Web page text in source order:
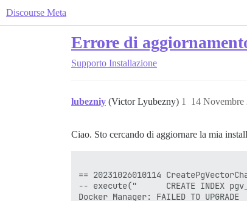
Discourse Meta
Errore di
Supporto Installazione
lubezniy (Victor Lyubezny) 14 Novembre
1
Ciao. Sto cercando di aggiornare la mia